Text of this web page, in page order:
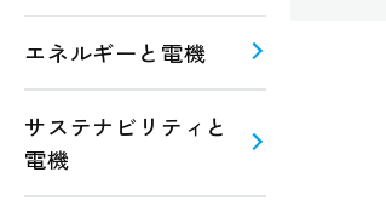
エネルギーと電機
サステナビリティと
電機
ギー